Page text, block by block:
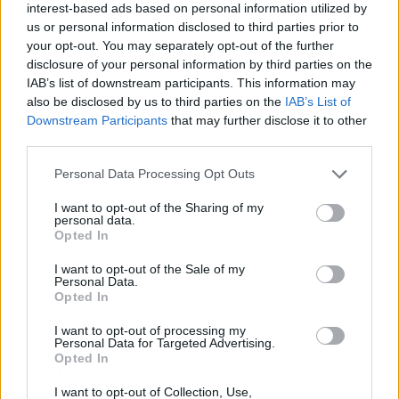
interest-based ads based on personal information utilized by
us or personal information disclosed to third parties prior to
your opt-out. You may separately opt-out of the further
disclosure of your personal information by third parties on the
IAB’s list of downstream participants. This information may
also be disclosed by us to third parties on the IAB’s List of
Downstream Participants that may further disclose it to other
Personal Data Processing Opt Outs
I want to opt-out of the Sharing of my
personal data.
Opted In
I want to opt-out of the Sale of my
Personal Data.
Opted In
I want to opt-out of processing my
Personal Data for Targeted Advertising.
Opted In
I want to opt-out of Collection, Use,
Publicidad
La confianza depositada en Repara tu Deuda
Abogados sigue en aumento, consolidando su